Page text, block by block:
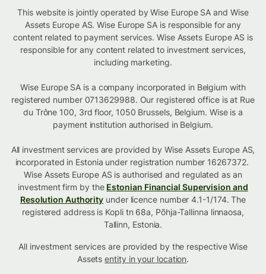
This website is jointly operated by Wise Europe SA and Wise
Assets Europe AS. Wise Europe SA is responsible for any
content related to payment services. Wise Assets Europe AS is
responsible for any content related to investment services,
including marketing.
Wise Europe SA is a company incorporated in Belgium with
registered number 0713629988. Our registered office is at Rue
du Trône 100, 3rd floor, 1050 Brussels, Belgium. Wise is a
payment institution authorised in Belgium.
All investment services are provided by Wise Assets Europe AS,
incorporated in Estonia under registration number 16267372.
Wise Assets Europe AS is authorised and regulated as an
investment firm by the Estonian Financial Supervision and
Resolution Authority under licence number 4.1-1/174. The
registered address is Kopli tn 68a, Põhja-Tallinna linnaosa,
Tallinn, Estonia.
All investment services are provided by the respective Wise
Assetsentity in your location.